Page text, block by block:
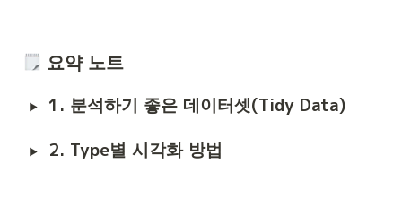
요약 노트
1. 분석하기 좋은 데이터셋(Tidy Data)
2. Type별 시각화 방법